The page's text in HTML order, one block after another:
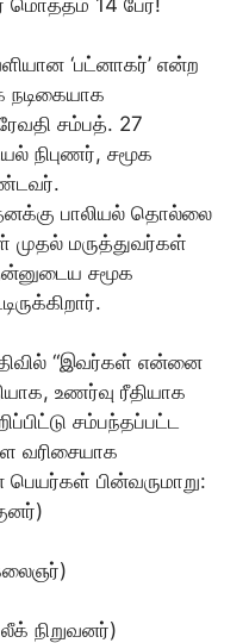
‘பட்னாகர்’ என்ற
நடிகையாக
சம்பத். 27
நிபுணர், சமூக
பாலியல் தொல்லை
மருத்துவர்கள்
சமூக
“இவர்கள் என்னை
உணர்வு ரீதியாக
சம்பந்தப்பட்ட
வரிசையாக
பெயர்கள் பின்வருமாறு:
நிறுவனர்)